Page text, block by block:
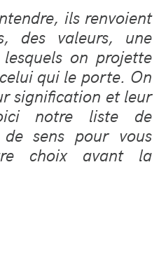
ils renvoient
des valeurs, une
on projette
qui le porte. On
signification et leur
notre liste de
de sens pour vous
choix avant la